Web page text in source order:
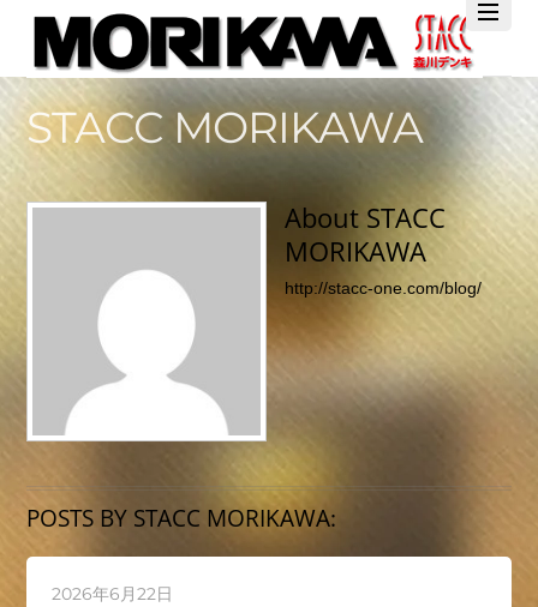
TwitterFacebook
YouTube
STACC MORIKAWA
About STACC
MORIKAWA
http://stacc-one.com/blog/
POSTS BY STACC MORIKAWA:
2026年6月22日